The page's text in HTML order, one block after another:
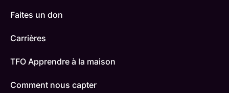
Faites un don
Carrières
TFO Apprendre à la maison
Comment nous capter